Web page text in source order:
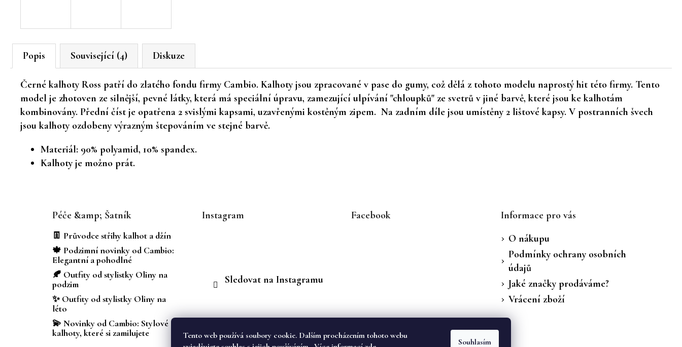
Tento web používá soubory cookie. Dalším procházením tohoto webu
Souhlasím
Popis Související (4) Diskuze
Černé kalhoty Ross patří do zlatého fondu firmy Cambio. Kalhoty jsou zpracované v pase do gumy, což dělá z tohoto modelu naprostý hit této firmy. Tento
model je zhotoven ze silnější, pevné látky, která má speciální úpravu, zamezující ulpívání "chloupků" ze svetrů v jiné barvě, které jsou ke kalhotám
kombinovány. Přední číst je opatřena 2 svislými kapsami, uzavřenými kostěným zipem. Na zadním díle jsou umístěny 2 lištové kapsy. V postranních švech
jsou kalhoty ozdobeny výrazným štepováním ve stejné barvě.
Materiál: 90% polyamid, 10% spandex.
Kalhoty je možno prát.
Péče &amp; Šatník
👖 Průvodce střihy kalhot a džín
🍁 Podzimní novinky od Cambio:
Elegantní a pohodlné
🍂 Outfity od stylistky Oliny na
podzim
✨ Outfity od stylistky Oliny na
léto
💫 Novinky od Cambio: Stylové
kalhoty, které si zamilujete
Instagram
Sledovat na Instagramu
Facebook
Informace pro vás
O nákupu
Podmínky ochrany osobních
údajů
Jaké značky prodáváme?
Vrácení zboží